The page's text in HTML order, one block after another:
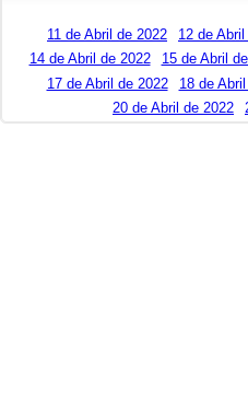
11 de Abril de 2022 12 de
14 de Abril de 2022
15 de Abril
17 de Abril de 2022 18 de
20 de Abril de 2022